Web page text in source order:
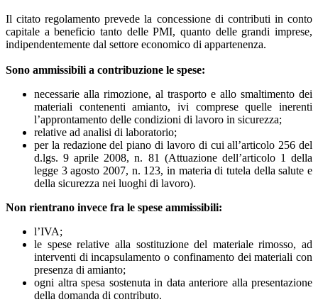
Il citato regolamento prevede la concessione di contributi in conto
capitale a beneficio tanto delle PMI, quanto delle grandi imprese,
indipendentemente dal settore economico di appartenenza.
Sono ammissibili a contribuzione le spese:
necessarie alla rimozione, al trasporto e allo smaltimento dei
materiali contenenti amianto, ivi comprese quelle inerenti
l’approntamento delle condizioni di lavoro in sicurezza;
relative ad analisi di laboratorio;
per la redazione del piano di lavoro di cui all’articolo 256 del
d.lgs. 9 aprile 2008, n. 81 (Attuazione dell’articolo 1 della
legge 3 agosto 2007, n. 123, in materia di tutela della salute e
della sicurezza nei luoghi di lavoro).
Non rientrano invece fra le spese ammissibili:
l’IVA;
le spese relative alla sostituzione del materiale rimosso, ad
interventi di incapsulamento o confinamento dei materiali con
presenza di amianto;
ogni altra spesa sostenuta in data anteriore alla presentazione
della domanda di contributo.